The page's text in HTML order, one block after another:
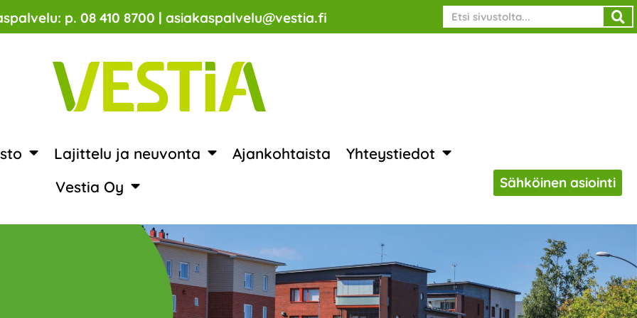
p. 08 410 8700 | asiakaspalvelu@vestia.fi Search
Lajittelu ja neuvonta Ajankohtaista
Yhteystiedot
Vestia Oy
Sähköinen asiointi